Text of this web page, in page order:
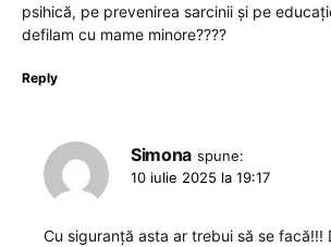
psihică, pe prevenirea sarcinii și pe
defilam cu mame minore????
Reply
Simona spune:
10 iulie 2025 la 19:17
Cu siguranță asta ar trebui să se facă!!!